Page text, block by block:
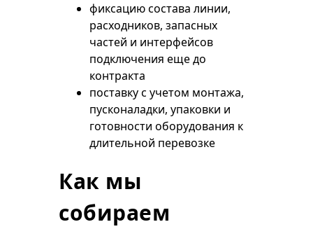
фиксацию состава линии,
расходников, запасных
частей и интерфейсов
подключения еще до
контракта
поставку с учетом монтажа,
пусконаладки, упаковки и
готовности оборудования к
длительной перевозке
Как мы
собираем